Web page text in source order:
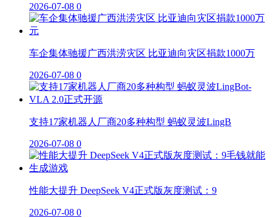
2026-07-08 0
车企集体驰援广西洪涝灾区 比亚迪向灾区捐款1000万
2026-07-08 0
支持17家机器人厂商20多种构型 蚂蚁灵波LingB
2026-07-08 0
性能大提升 DeepSeek V4正式版灰度测试：9
2026-07-08 0